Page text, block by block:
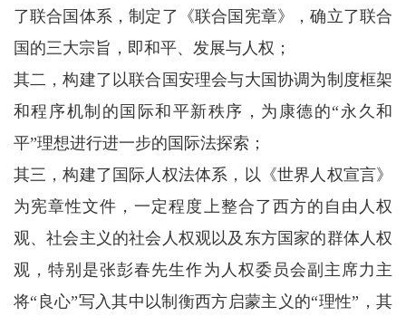
了联合国体系，制定了《联合国宪章》，确立了联合
国的三大宗旨，即和平、发展与人权；
其二，构建了以联合国安理会与大国协调为制度框架
和程序机制的国际和平新秩序，为康德的“永久和
平”理想进行进一步的国际法探索；
其三，构建了国际人权法体系，以《世界人权宣言》
为宪章性文件，一定程度上整合了西方的自由人权
观、社会主义的社会人权观以及东方国家的群体人权
观，特别是张彭春先生作为人权委员会副主席力主
将“良心”写入其中以制衡西方启蒙主义的“理性”，其